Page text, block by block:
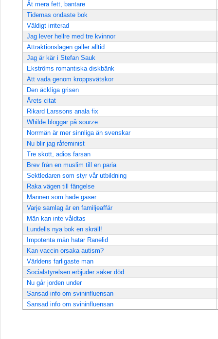
Ät mera fett, bantare
Tidernas ondaste bok
Väldigt irriterad
Jag lever hellre med tre kvinnor
Attraktionslagen gäller alltid
Jag är kär i Stefan Sauk
Ekströms romantiska diskbänk
Att vada genom kroppsvätskor
Den äckliga grisen
Årets citat
Rikard Larssons anala fix
Whilde bloggar på sourze
Norrmän är mer sinnliga än svenskar
Nu blir jag råfeminist
Tre skott, adios farsan
Brev från en muslim till en paria
Sektledaren som styr vår utbildning
Raka vägen till fängelse
Mannen som hade gaser
Varje samlag är en familjeaffär
Män kan inte våldtas
Lundells nya bok en skräll!
Impotenta män hatar Ranelid
Kan vaccin orsaka autism?
Världens farligaste man
Socialstyrelsen erbjuder säker död
Nu går jorden under
Sansad info om svininfluensan
Sansad info om svininfluensan